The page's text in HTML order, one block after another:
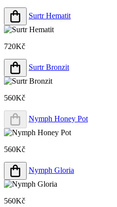
Surtr Hematit
720Kč
Surtr Bronzit
560Kč
Nymph Honey Pot
560Kč
Nymph Gloria
560Kč